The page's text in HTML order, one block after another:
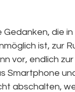
die
ist, zur
vor, endlich
Smartphone
abschalten,